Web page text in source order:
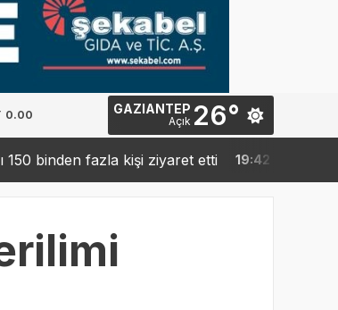
0.00 GAZIANTEP
Açık 26°
fazla kişi ziyaret etti 19:42 Sanko’dan